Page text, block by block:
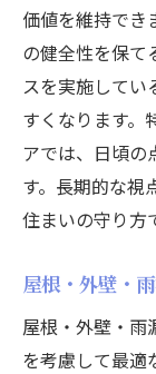
価値を維持でき
の健全性を保て
スを実施してい
すくなります。
アでは、日頃の
す。長期的な視
住まいの守り方
屋根・外壁・
屋根・外壁・雨
を考慮して最適